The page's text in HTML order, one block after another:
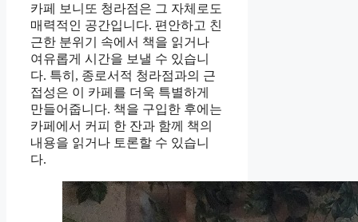
카페 보니또 청라점은 그 자체로도
매력적인 공간입니다. 편안하고 친
근한 분위기 속에서 책을 읽거나
여유롭게 시간을 보낼 수 있습니
다. 특히, 종로서적 청라점과의 근
접성은 이 카페를 더욱 특별하게
만들어줍니다. 책을 구입한 후에는
카페에서 커피 한 잔과 함께 책의
내용을 읽거나 토론할 수 있습니
다.